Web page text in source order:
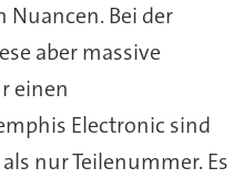
Bei der
aber massive
einen
Electronic sind
nur Teilenummer. Es